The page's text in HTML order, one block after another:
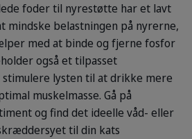
foder til nyrestøtte har et lavt
mindske belastningen på nyrerne,
med at binde og fjerne fosfor
også et tilpasset
lysten til at drikke mere
muskelmasse. Gå på
og find det ideelle våd- eller
til din kats